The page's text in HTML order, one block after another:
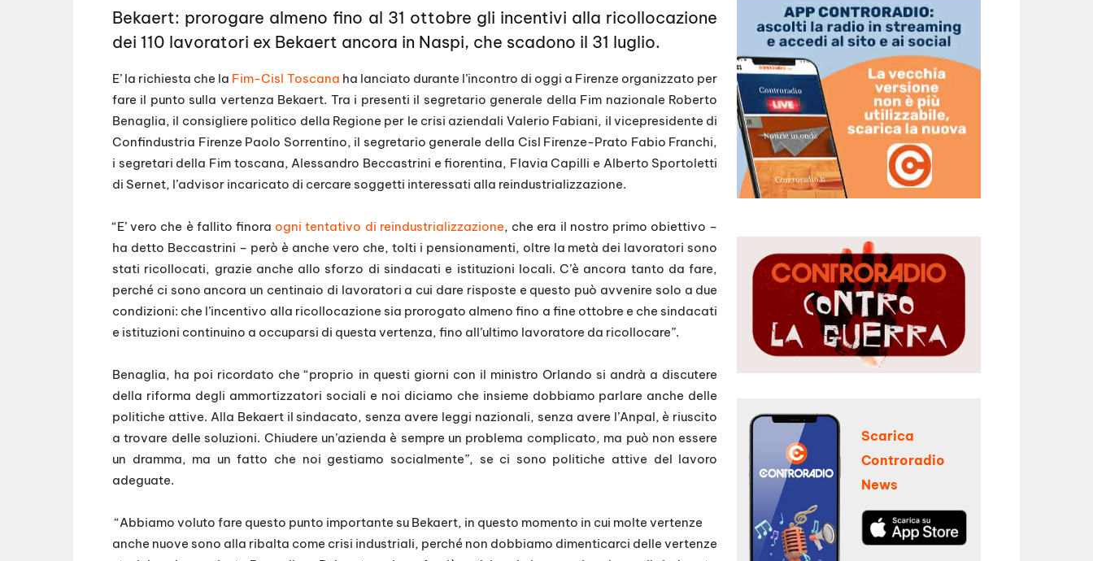
Bekaert: prorogare almeno fino al 31 ottobre gli incentivi alla ricollocazione
dei 110 lavoratori ex Bekaert ancora in Naspi, che scadono il 31 luglio.
E’ la richiesta che la Fim-Cisl Toscana ha lanciato durante l’incontro di oggi a Firenze organizzato per
fare il punto sulla vertenza Bekaert. Tra i presenti il segretario generale della Fim nazionale Roberto
Benaglia, il consigliere politico della Regione per le crisi aziendali Valerio Fabiani, il vicepresidente di
Confindustria Firenze Paolo Sorrentino, il segretario generale della Cisl Firenze-Prato Fabio Franchi,
i segretari della Fim toscana, Alessandro Beccastrini e fiorentina, Flavia Capilli e Alberto Sportoletti
di Sernet, l’advisor incaricato di cercare soggetti interessati alla reindustrializzazione.
“E’ vero che è fallito finora ogni tentativo di reindustrializzazione, che era il nostro primo obiettivo –
ha detto Beccastrini – però è anche vero che, tolti i pensionamenti, oltre la metà dei lavoratori sono
stati ricollocati, grazie anche allo sforzo di sindacati e istituzioni locali. C’è ancora tanto da fare,
perché ci sono ancora un centinaio di lavoratori a cui dare risposte e questo può avvenire solo a due
condizioni: che l’incentivo alla ricollocazione sia prorogato almeno fino a fine ottobre e che sindacati
e istituzioni continuino a occuparsi di questa vertenza, fino all’ultimo lavoratore da ricollocare”.
Benaglia, ha poi ricordato che “proprio in questi giorni con il ministro Orlando si andrà a discutere
della riforma degli ammortizzatori sociali e noi diciamo che insieme dobbiamo parlare anche delle
politiche attive. Alla Bekaert il sindacato, senza avere leggi nazionali, senza avere l’Anpal, è riuscito
a trovare delle soluzioni. Chiudere un’azienda è sempre un problema complicato, ma può non essere
un dramma, ma un fatto che noi gestiamo socialmente”, se ci sono politiche attive del lavoro
adeguate.
“Abbiamo voluto fare questo punto importante su Bekaert, in questo momento in cui molte vertenze
anche nuove sono alla ribalta come crisi industriali, perché non dobbiamo dimenticarci delle vertenze
Scarica
Controradio
News